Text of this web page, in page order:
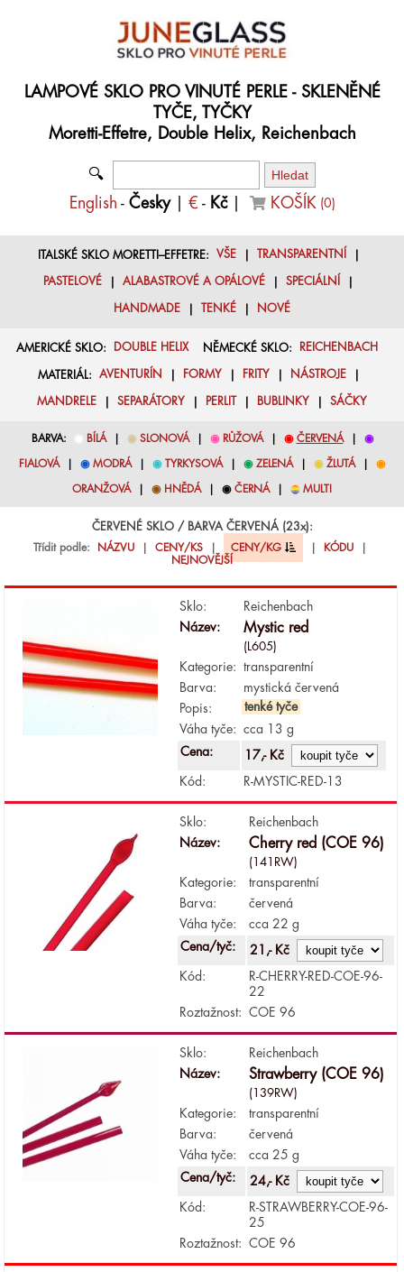
LAMPOVÉ SKLO PRO VINUTÉ PERLE - SKLENĚNÉ
TYČE, TYČKY
Moretti-Effetre, Double Helix, Reichenbach
🔍
English - Česky| € - Kč| KOŠÍK (0)
ITALSKÉ SKLO MORETTI–EFFETRE: VŠE| TRANSPARENTNÍ
PASTELOVÉ ALABASTROVÉ A OPÁLOVÉ SPECIÁLNÍ
HANDMADE TENKÉ NOVÉ
AMERICKÉ SKLO: DOUBLE HELIXNĚMECKÉ SKLO: REICHENBACH
MATERIÁL: AVENTURÍN FORMY FRITY NÁSTROJE|
MANDRELE SEPARÁTORY PERLIT BUBLINKY SÁČKY
BARVA: ◉ BÍLÁ| ◉ SLONOVÁ| ◉ RŮŽOVÁ| ◉ ČERVENÁ| ◉
FIALOVÁ| ◉ MODRÁ| ◉ TYRKYSOVÁ| ◉ ZELENÁ| ◉ ŽLUTÁ| ◉
ORANŽOVÁ| ◉ HNĚDÁ| ◉ ČERNÁ| ◉ MULTI
ČERVENÉ SKLO / BARVA ČERVENÁ (23x):
Třídit podle:
NÁZVU CENY/KS CENY/KG KÓDU
NEJNOVĚJŠÍ
Sklo:
Reichenbach
Název:
Mystic red
(L605)
Kategorie:
transparentní
Barva:
mystická červená
Popis:
tenké tyče
Váha tyče:
cca 13 g
Cena:
17,- Kč
Kód: R-MYSTIC-RED-13
Sklo:
Reichenbach
Název:
Cherry red (COE 96)
(141RW)
Kategorie:
transparentní
Barva:
červená
Váha tyče:
cca 22 g
Cena/tyč:
21,- Kč
Kód:
R-CHERRY-RED-COE-96-
22
Roztažnost:
COE 96
Sklo:
Reichenbach
Název:
Strawberry (COE 96)
(139RW)
Kategorie:
transparentní
Barva:
červená
Váha tyče:
cca 25 g
Cena/tyč:
24,- Kč
Kód:
R-STRAWBERRY-COE-96-
25
Roztažnost:
COE 96